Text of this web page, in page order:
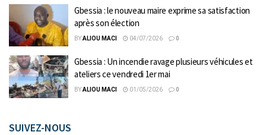
Gbessia : le nouveau maire exprime sa satisfaction
après son élection
BYALIOU MACI 04/07/2026 0
Gbessia : Un incendie ravage plusieurs véhicules et
ateliers ce vendredi 1er mai
BYALIOU MACI 01/05/2026 0
SUIVEZ-NOUS